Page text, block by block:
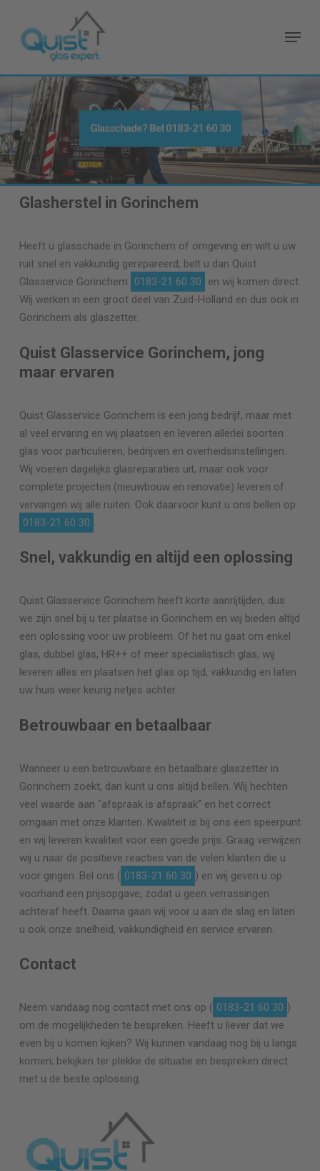
main
Menu
Glasschade? Bel 0183-21 60 30
Glasherstel in Gorinchem
Heeft u glasschade in Gorinchem of omgeving en wilt u uw
ruit snel en vakkundig gerepareerd, belt u dan Quist
Glasservice Gorinchem
0183-21 60 30
en wij komen direct.
Wij werken in een groot deel van Zuid-Holland en dus ook in
Gorinchem als glaszetter.
Quist Glasservice Gorinchem, jong
maar ervaren
Quist Glasservice Gorinchem is een jong bedrijf, maar met
al veel ervaring en wij plaatsen en leveren allerlei soorten
glas voor particulieren, bedrijven en overheidsinstellingen.
Wij voeren dagelijks glasreparaties uit, maar ook voor
complete projecten (nieuwbouw en renovatie) leveren of
vervangen wij alle ruiten. Ook daarvoor kunt u ons bellen op
0183-21 60 30 .
Snel, vakkundig en altijd een oplossing
Quist Glasservice Gorinchem heeft korte aanrijtijden, dus
we zijn snel bij u ter plaatse in Gorinchem en wij bieden altijd
een oplossing voor uw probleem. Of het nu gaat om enkel
glas, dubbel glas, HR++ of meer specialistisch glas, wij
leveren alles en plaatsen het glas op tijd, vakkundig en laten
uw huis weer keurig netjes achter.
Betrouwbaar en betaalbaar
Wanneer u een betrouwbare en betaalbare glaszetter in
Gorinchem zoekt, dan kunt u ons altijd bellen. Wij hechten
veel waarde aan “afspraak is afspraak” en het correct
omgaan met onze klanten. Kwaliteit is bij ons een speerpunt
en wij leveren kwaliteit voor een goede prijs. Graag verwijzen
wij u naar de positieve reacties van de velen klanten die u
voor gingen. Bel ons ( 0183-21 60 30 ) en wij geven u op
voorhand een prijsopgave, zodat u geen verrassingen
achteraf heeft. Daarna gaan wij voor u aan de slag en laten
u ook onze snelheid, vakkundigheid en service ervaren.
Contact
Neem vandaag nog contact met ons op ( 0183-21 60 30 )
om de mogelijkheden te bespreken. Heeft u liever dat we
even bij u komen kijken? Wij kunnen vandaag nog bij u langs
komen; bekijken ter plekke de situatie en bespreken direct
met u de beste oplossing.